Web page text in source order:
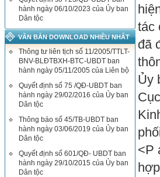
hành ngày 06/10/2023 của Ủy ban
Dân tộc
VĂN BẢN DOWNLOAD NHIỀU NHẤT
Thông tư liên tịch số 11/2005/TTLT-
BNV-BLĐTBXH-BTC-UBDT ban
hành ngày 05/11/2005 của Liên bộ
Quyết định số 75 /QĐ-UBDT ban
hành ngày 29/02/2016 của Ủy ban
Dân tộc
Thông báo số 45/TB-UBDT ban
hành ngày 03/06/2019 của Ủy ban
Dân tộc
Quyết định số 601/QĐ- UBDT ban
hành ngày 29/10/2015 của Ủy ban
Dân tộc
tác
đã
Ủy
<P